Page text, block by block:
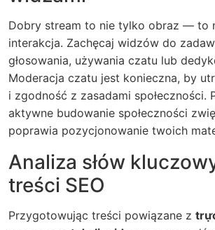
Dobry stream to nie tylko obraz — to
interakcja. Zachęcaj widzów do
głosowania, używania czatu lub
Moderacja czatu jest konieczna, by
i zgodność z zasadami społeczności.
aktywne budowanie społeczności
poprawia pozycjonowanie twoich
Analiza słów
treści SEO
Przygotowując treści powiązane z